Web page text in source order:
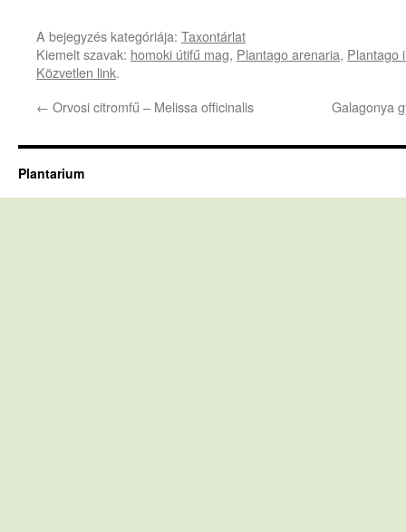
A bejegyzés kategóriája: Taxontárlat
Kiemelt szavak: homoki útifű mag, Plantago arenaria, Plantago
Közvetlen link.
← Orvosi citromfű – Melissa officinalis Galagonya
Plantarium